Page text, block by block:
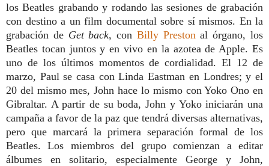
los Beatles grabando y rodando las sesiones de grabación
con destino a un film documental sobre sí mismos. En la
grabación de Get back, con Billy Preston al órgano, los
Beatles tocan juntos y en vivo en la azotea de Apple. Es
uno de los últimos momentos de cordialidad. El 12 de
marzo, Paul se casa con Linda Eastman en Londres; y el
20 del mismo mes, John hace lo mismo con Yoko Ono en
Gibraltar. A partir de su boda, John y Yoko iniciarán una
campaña a favor de la paz que tendrá diversas alternativas,
pero que marcará la primera separación formal de los
Beatles. Los miembros del grupo comienzan a editar
álbumes en solitario, especialmente George y John,